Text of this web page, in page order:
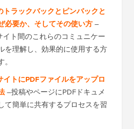
トラックバックとピンバックと
必要か、そしてその使い方–
イト間のこれらのコミュニケー
を理解し、効果的に使用する方
イトにPDFファイルをアップロ
–投稿やページにPDFドキュメ
て簡単に共有するプロセスを習